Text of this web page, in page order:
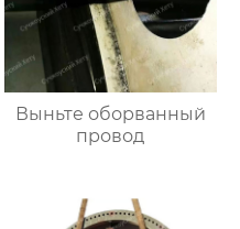
Выньте оборванный
провод